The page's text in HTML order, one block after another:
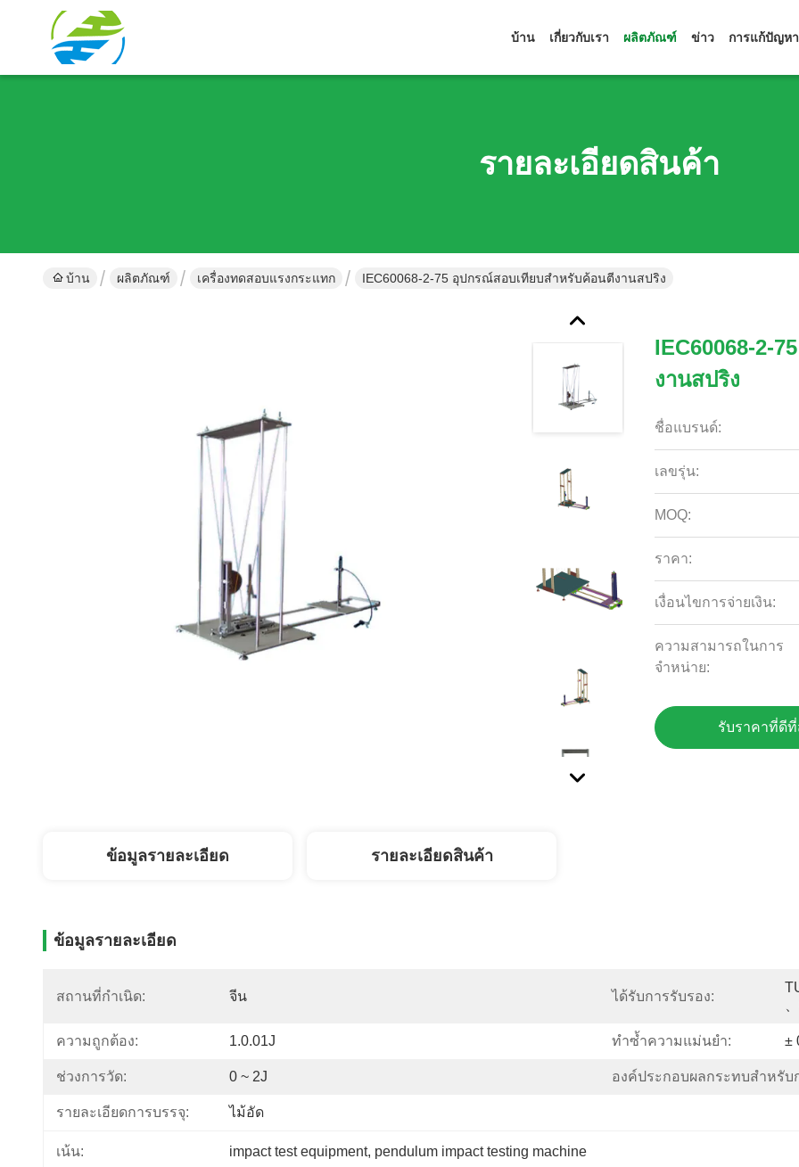
บ้าน เกี่ยวกับเรา ผลิตภัณฑ์ ข่าว การแก้ปัญหา
รายละเอียดสินค้า
บ้าน ผลิตภัณฑ์ เครื่องทดสอบแรงกระแทก IEC60068-2-75 อุปกรณ์สอบเทียบสำหรับค้อนตีงานสปริง
IEC60068-2-
งานสปริง
ชื่อแบรนด์:
เลขรุ่น:
MOQ:
ราคา:
เงื่อนไขการจ่ายเงิน:
ความสามารถในการ
จําหน่าย:
รับราคาที่ดี
ข้อมูลรายละเอียด รายละเอียดสินค้า
ข้อมูลรายละเอียด
สถานที่กำเนิด: จีน ได้รับการรับรอง:
ความถูกต้อง: 1.0.01J ทำซ้ำความแม่นยำ: ±
ช่วงการวัด: 0 ~ 2J องค์ประกอบผลกระทบสำหรับ
รายละเอียดการบรรจุ: ไม้อัด
เน้น: impact test equipment, pendulum impact testing machine